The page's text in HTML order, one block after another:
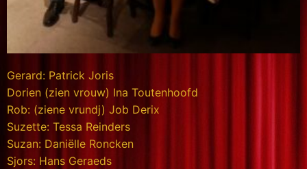
Gerard: Patrick Joris
Dorien (zien vrouw) Ina Toutenhoofd
Rob: (ziene vrundj) Job Derix
Suzette: Tessa Reinders
Suzan: Daniëlle Roncken
Sjors: Hans Geraeds